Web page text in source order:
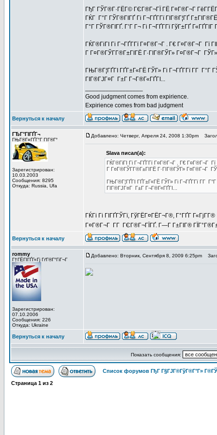
ГђГ ГЎГ®Г·ГЁГ© ГЄГ®Г¬ГЇ ГЁ Г¤Г®Г¬Г
ГЌГ Г°Г ГЎГ®ГІГҐ Гі Г¬ГҐГ­Гї ГІГ®Г¦ГҐ
Г°Г ГЎГ®ГІГҐ. Г’Г Г¬ Гі Г¬ГҐГ­Гї ГўГ±ГҐ
ГЌГ®ГіГІ Гі Г¬ГҐГ­Гї Г¤Г®Г¬Г . Г€ Г¤Г®Г¬Г Гї
Г Г¤Г®ГЎГ­Г®Г±ГІГЁ Г·ГІГ®ГЎГ» Г¤Г®Г¬Г
ГЊГ®Г¦ГҐГІ ГҐГ±Г«ГЁ ГЎГ» Гі Г¬ГҐГ­Гї Г­Г
ГІГ®ГЈГ¤Г Г±Г Г¬Г®Г«ГҐГІ...
Good judgment comes from expirience.
Expirience comes from bad judgment
Вернуться к началу
ГЂГ°ГІГҐГ¬
ГЊГ®Г¤ГҐГ°Г ГІГ®Г°
Зарегистрирован:
10.03.2003
Сообщения: 8295
Откуда: Russia, Ufa
Добавлено: Четверг, Апреля 24, 2008 1:30pm
Slava писал(а):
ГЌГ®ГіГІ Гі Г¬ГҐГ­Гї Г¤Г®Г¬Г . Г€ Г¤Г®Г¬Г
Г Г¤Г®ГЎГ­Г®Г±ГІГЁ Г·ГІГ®ГЎГ» Г¤Г®Г¬Г
ГЊГ®Г¦ГҐГІ ГҐГ±Г«ГЁ ГЎГ» Гі Г¬ГҐГ­Гї Г­Г
ГІГ®ГЈГ¤Г Г±Г Г¬Г®Г«ГҐГІ...
ГЌГі Гі ГІГҐГЎГї, ГўГЁГ¤ГЁГ¬Г®, Г°ГҐГ
Г¤Г®Г¬Г Г­Г ГЄГ®Г¬ГЇГҐ. Г—Г Г±ГІГ®
Вернуться к началу
rommy
Г†ГЁГІГҐГ«Гј ГґГ®Г°ГіГ¬Г
Зарегистрирован:
07.10.2006
Сообщения: 226
Откуда: Ukraine
Добавлено: Вторник, Сентября 8, 2009 6:25pm
Вернуться к началу
Показать сообщения:
Список форумов ГђГ Г§ГЈГ®ГўГ®Г°Г»
Страница 1 из 2